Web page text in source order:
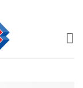
content